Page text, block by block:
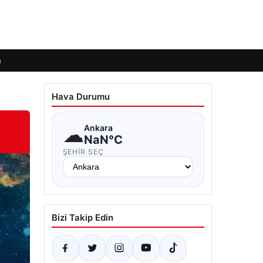
Hava Durumu
☁Ankara
NaN°C
ŞEHIR SEÇ
Bizi Takip Edin